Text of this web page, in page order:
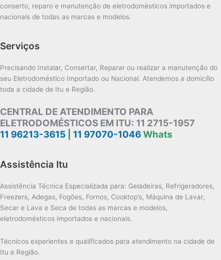
conserto, reparo e manutenção de eletrodomésticos importados e
nacionais de todas as marcas e modelos.
Serviços
Precisando Instalar, Consertar, Reparar ou realizar a manutenção do
seu Eletrodoméstico Importado ou Nacional. Atendemos a domicílio
toda a cidade de Itu e Região.
CENTRAL DE ATENDIMENTO PARA
ELETRODOMÉSTICOS EM ITU: 11 2715-1957
11 96213-3615
11 97070-1046Whats
Assistência Itu
Assistência Técnica Especializada para: Geladeiras, Refrigeradores,
Freezers, Adegas, Fogões, Fornos, Cooktop’s, Máquina de Lavar,
Secar e Lava e Seca de todas as marcas e modelos,
eletrodomésticos importados e nacionais.
Técnicos experientes e qualificados para atendimento na cidade de
Itu e Região.